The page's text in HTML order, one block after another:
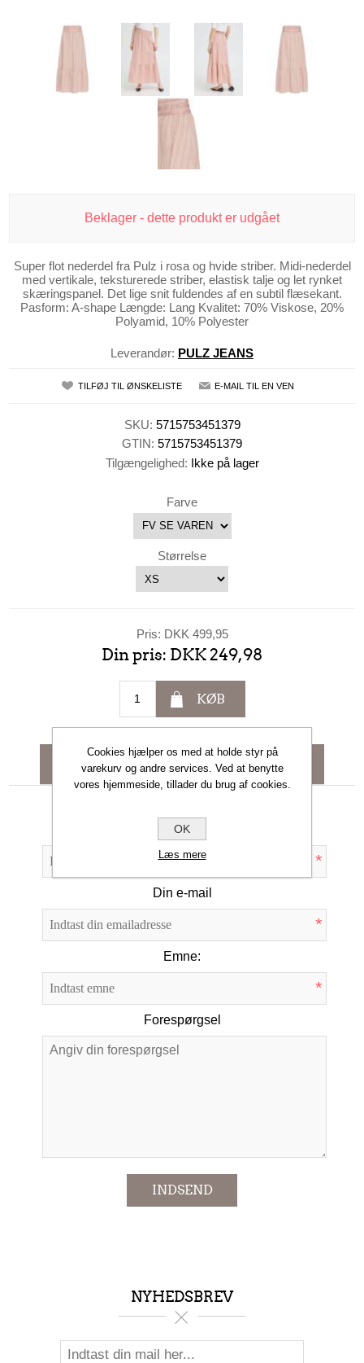
Beklager - dette produkt er udgået
Super flot nederdel fra Pulz i rosa og hvide striber. Midi-nederdel
med vertikale, teksturerede striber, elastisk talje og let rynket
skæringspanel. Det lige snit fuldendes af en subtil flæsekant.
Pasform: A-shape Længde: Lang Kvalitet: 70% Viskose, 20%
Polyamid, 10% Polyester
Leverandør: PULZ JEANS
TILFØJ TIL ØNSKELISTE E-MAIL TIL EN VEN
SKU: 5715753451379
GTIN: 5715753451379
Tilgængelighed: Ikke på lager
Farve
Størrelse
Pris: DKK 499,95
Din pris: DKK 249,98
KØB
KONTAKT OS
Dit navn
*
Din e-mail
*
Emne:
*
Forespørgsel
INDSEND
NYHEDSBREV
Cookies hjælper os med at holde styr på
varekurv og andre services. Ved at benytte
vores hjemmeside, tillader du brug af cookies.
OK
Læs mere